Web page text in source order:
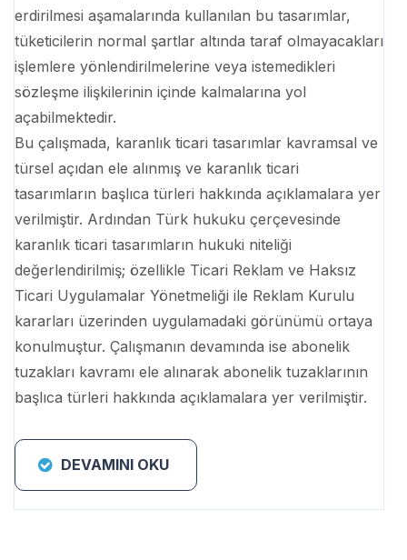
erdirilmesi aşamalarında kullanılan bu tasarımlar,
tüketicilerin normal şartlar altında taraf olmayacakları
işlemlere yönlendirilmelerine veya istemedikleri
sözleşme ilişkilerinin içinde kalmalarına yol
açabilmektedir.
Bu çalışmada, karanlık ticari tasarımlar kavramsal ve
türsel açıdan ele alınmış ve karanlık ticari
tasarımların başlıca türleri hakkında açıklamalara yer
verilmiştir. Ardından Türk hukuku çerçevesinde
karanlık ticari tasarımların hukuki niteliği
değerlendirilmiş; özellikle Ticari Reklam ve Haksız
Ticari Uygulamalar Yönetmeliği ile Reklam Kurulu
kararları üzerinden uygulamadaki görünümü ortaya
konulmuştur. Çalışmanın devamında ise abonelik
tuzakları kavramı ele alınarak abonelik tuzaklarının
başlıca türleri hakkında açıklamalara yer verilmiştir.
DEVAMINI OKU